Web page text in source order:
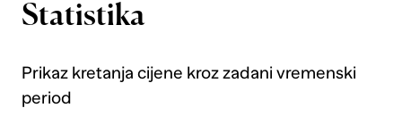
Statistika
Prikaz kretanja cijene kroz zadani vremenski
period